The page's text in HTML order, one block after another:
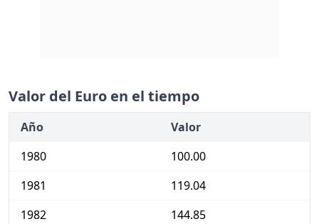
Valor del Euro en el tiempo
Año
Valor
1980
100.00
1981
119.04
1982
144.85